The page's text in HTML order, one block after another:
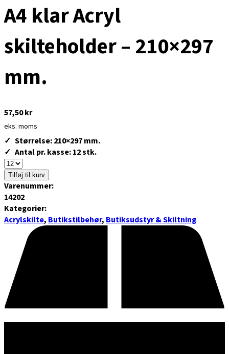
A4 klar Acryl
skilteholder – 210×297
mm.
57,50kr
eks. moms
Størrelse: 210×297 mm.
Antal pr. kasse: 12 stk.
Tilføj til kurv
Varenummer:
14202
Kategorier:
Acrylskilte, Butikstilbehør, Butiksudstyr & Skiltning